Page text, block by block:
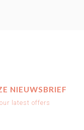
NIEUWSBRIEF
latest offers